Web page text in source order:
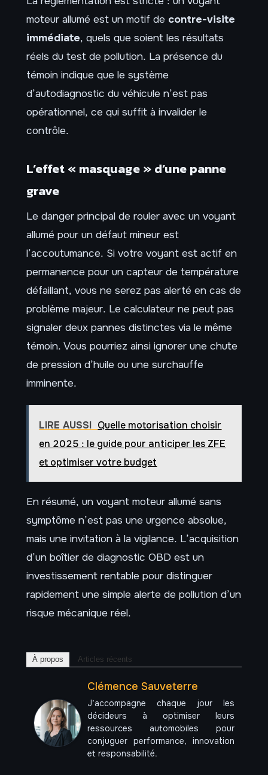
moteur allumé est un motif de contre-visite
immédiate, quels que soient les résultats
réels du test de pollution. La présence du
témoin indique que le système
d’autodiagnostic du véhicule n’est pas
opérationnel, ce qui suffit à invalider le
contrôle.
L’effet « masquage » d’une panne
grave
Le danger principal de rouler avec un voyant
allumé pour un défaut mineur est
l’accoutumance. Si votre voyant est actif en
permanence pour un capteur de température
défaillant, vous ne serez pas alerté en cas de
problème majeur. Le calculateur ne peut pas
signaler deux pannes distinctes via le même
témoin. Vous pourriez ainsi ignorer une chute
de pression d’huile ou une surchauffe
imminente.
LIRE AUSSI Quelle motorisation choisir
en 2025 : le guide pour anticiper les ZFE
et optimiser votre budget
En résumé, un voyant moteur allumé sans
symptôme n’est pas une urgence absolue,
mais une invitation à la vigilance. L’acquisition
d’un boîtier de diagnostic OBD est un
investissement rentable pour distinguer
rapidement une simple alerte de pollution d’un
risque mécanique réel.
À propos Articles récents
Clémence Sauveterre
J’accompagne chaque jour les
décideurs à optimiser leurs
ressources automobiles pour
conjuguer performance, innovation
et responsabilité.